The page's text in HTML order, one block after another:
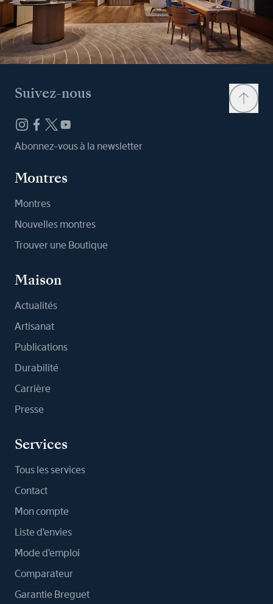
Suivez-nous
Abonnez-vous à la newsletter
Montres
Montres
Nouvelles montres
Trouver une Boutique
Maison
Actualités
Artisanat
Publications
Durabilité
Carrière
Presse
Services
Tous les services
Contact
Mon compte
Liste d'envies
Mode d'emploi
Comparateur
Garantie Breguet